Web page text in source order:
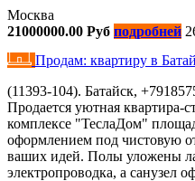
Москва
21000000.00 Руб подробней
Продам: квартиру в
(11393-104). Батайск,
Продается уютная квартира-
комплексе "ТеслаДом"
оформлением под чистовую
ваших идей. Полы уложены
электропроводка, а санузел